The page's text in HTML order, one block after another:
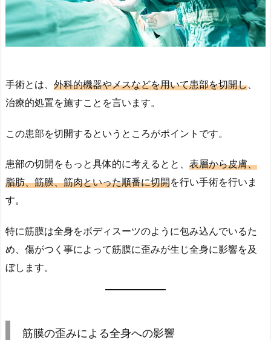
手術とは、 外科的機器やメスなどを用いて患部を切開し
治療的処置を施すことを言います。
この患部を切開するというところがポイントです。
患部の切開をもっと具体的に考えるとと、 表層から皮膚、
脂肪、筋膜、筋肉といった順番に切開を行い手術を行いま
す。
特に筋膜は全身をボディスーツのように包み込んでいるた
め、傷がつく事によって筋膜に歪みが生じ全身に影響を及
ぼします。
筋膜の歪みによる全身への影響